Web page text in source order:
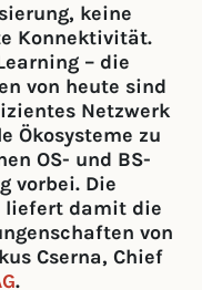
keine
Konnektivität.
– die
von heute sind
Netzwerk
Ökosysteme zu
OS- und BS-
vorbei. Die
liefert damit die
von
Cserna, Chief
.